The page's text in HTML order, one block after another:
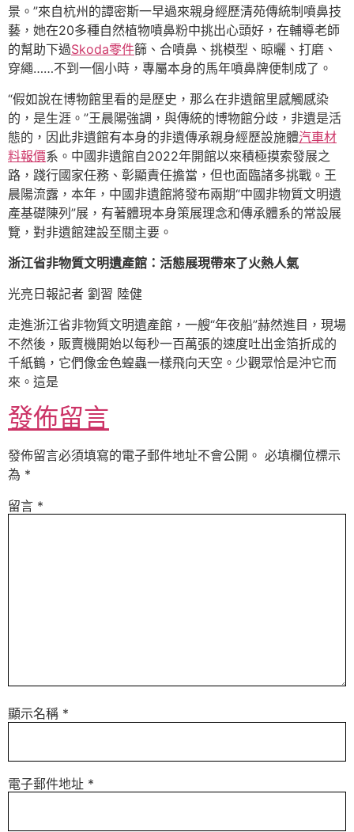
景。”來自杭州的譚密斯一早過來親身經歷清苑傳統制噴鼻技
藝，她在20多種自然植物噴鼻粉中挑出心頭好，在輔導老師
的幫助下過Skoda零件篩、合噴鼻、挑模型、晾曬、打磨、
穿繩……不到一個小時，專屬本身的馬年噴鼻牌便制成了。
“假如說在博物館里看的是歷史，那么在非遺館里感觸感染
的，是生涯。”王晨陽強調，與傳統的博物館分歧，非遺是活
態的，因此非遺館有本身的非遺傳承親身經歷設施體汽車材
料報價系。中國非遺館自2022年開館以來積極摸索發展之
路，踐行國家任務、彰顯責任擔當，但也面臨諸多挑戰。王
晨陽流露，本年，中國非遺館將發布兩期“中國非物質文明遺
產基礎陳列”展，有著體現本身策展理念和傳承體系的常設展
覽，對非遺館建設至關主要。
浙江省非物質文明遺產館：活態展現帶來了火熱人氣
光亮日報記者 劉習 陸健
走進浙江省非物質文明遺產館，一艘“年夜船”赫然進目，現場
不然後，販賣機開始以每秒一百萬張的速度吐出金箔折成的
千紙鶴，它們像金色蝗蟲一樣飛向天空。少觀眾恰是沖它而
來。這是
發佈留言
發佈留言必須填寫的電子郵件地址不會公開。 必填欄位標示
為 *
留言 *
顯示名稱 *
電子郵件地址 *